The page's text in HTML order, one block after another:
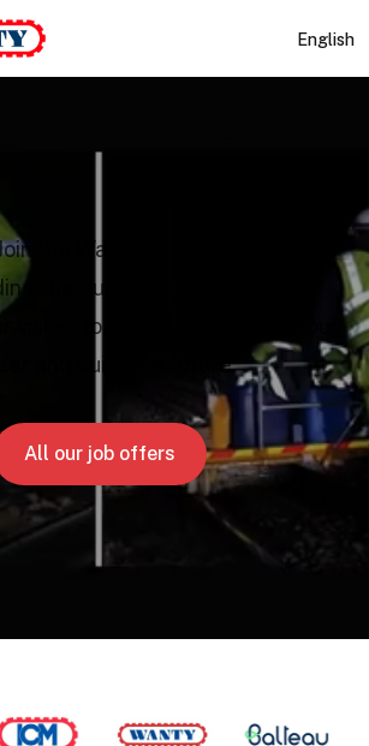
English
the Wanty Group
the Future Together
vision: together, we'll shape your
and build the future.
All our job offers